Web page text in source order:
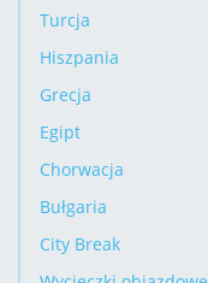
Turcja
Hiszpania
Grecja
Egipt
Chorwacja
Bułgaria
City Break